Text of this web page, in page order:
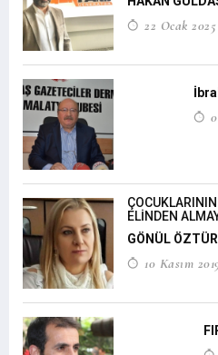
22 Ocak 2025
ELİNDEN
GÖNÜL
10 Kasım